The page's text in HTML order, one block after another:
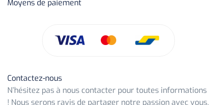
Moyens de paiement
Contactez-nous
N’hésitez pas à nous contacter pour toutes informations
! Nous serons ravis de partager notre passion avec vous.